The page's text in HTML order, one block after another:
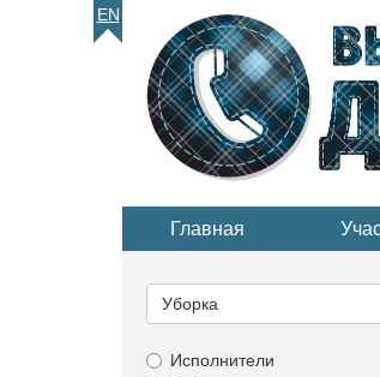
EN
Главная
категорию...
Уборка
Исполнители